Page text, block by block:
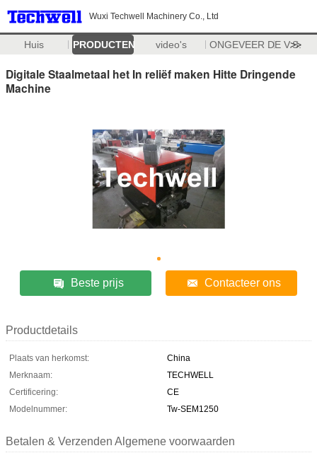
Wuxi Techwell Machinery Co., Ltd
Huis PRODUCTEN video's ONGEVEER DE V.S.
>>
Digitale Staalmetaal het In reliëf maken Hitte Dringende
Machine
Beste prijs Contacteer ons
Productdetails
Plaats van herkomst:
China
Merknaam:
TECHWELL
Certificering:
CE
Modelnummer:
Tw-SEM1250
Betalen & Verzenden Algemene voorwaarden